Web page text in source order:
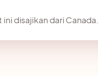
disajikan dari Canada.